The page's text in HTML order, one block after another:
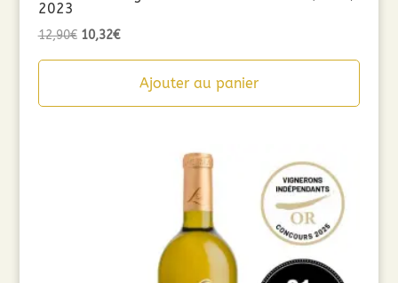
2023
12,90€ Le
10,32€Le
actuelAjouter au panier